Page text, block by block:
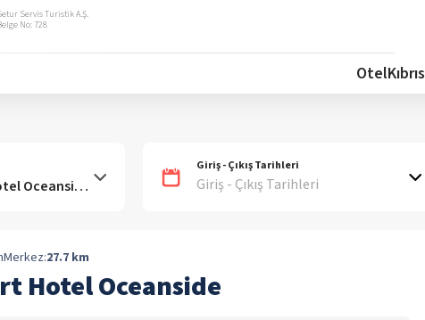
Servis Turistik A.Ş.
No: 728
OtelKıbrıs
Giriş - Çıkış Tarihleri
Giriş - Çıkış Tarihleri
Merkez:27.7 km
Hotel Oceanside